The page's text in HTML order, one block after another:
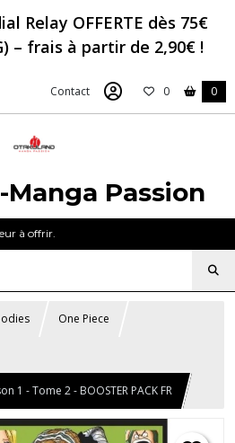
Relay OFFERTE dès 75€
– frais à partir de 2,90€ !
Contact 0 0
Passion
à offrir.
One Piece
1 - Tome 2 - BOOSTER PACK FR